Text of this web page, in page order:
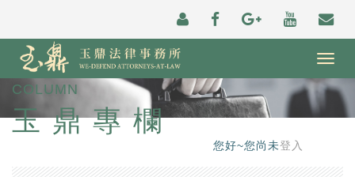
COLUMN
玉鼎專欄
您好~您尚未登入